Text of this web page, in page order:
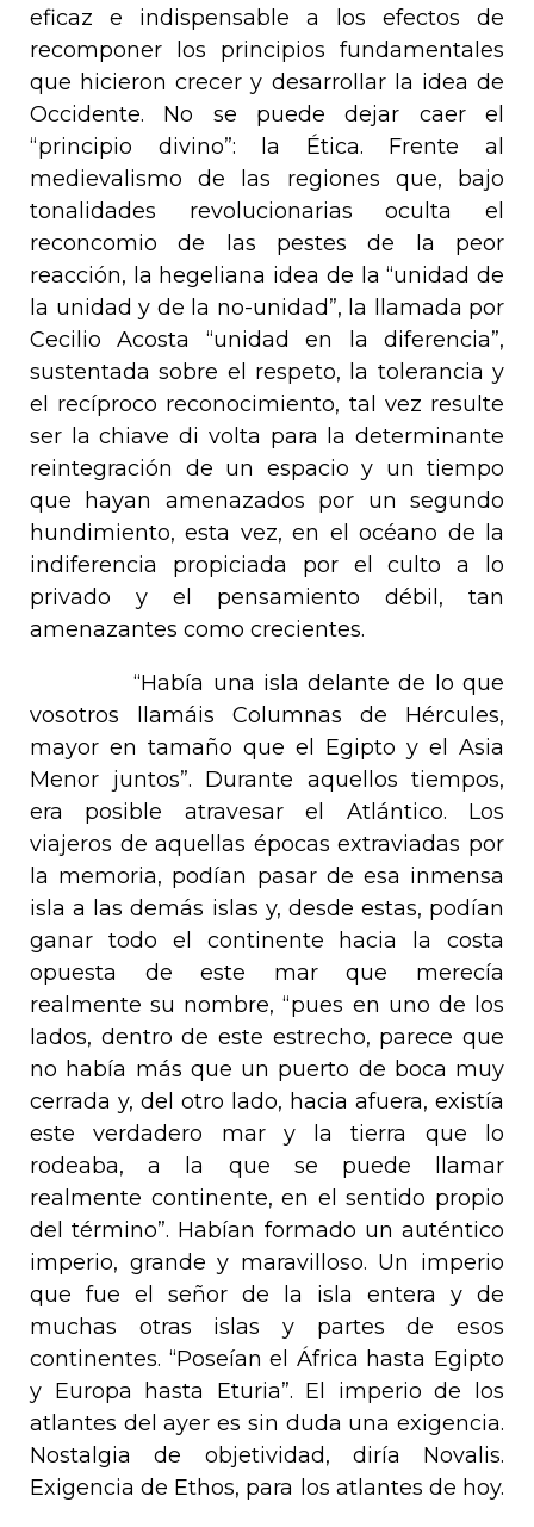
eficaz e indispensable a los efectos de
recomponer los principios fundamentales
que hicieron crecer y desarrollar la idea de
Occidente. No se puede dejar caer el
“principio divino”: la Ética. Frente al
medievalismo de las regiones que, bajo
tonalidades revolucionarias oculta el
reconcomio de las pestes de la peor
reacción, la hegeliana idea de la “unidad de
la unidad y de la no-unidad”, la llamada por
Cecilio Acosta “unidad en la diferencia”,
sustentada sobre el respeto, la tolerancia y
el recíproco reconocimiento, tal vez resulte
ser lachiave di volta para la determinante
reintegración de un espacio y un tiempo
que hayan amenazados por un segundo
hundimiento, esta vez, en el océano de la
indiferencia propiciada por el culto a lo
privado y el pensamiento débil, tan
amenazantes como crecientes.
“Había una isla delante de lo que
vosotros llamáis Columnas de Hércules,
mayor en tamaño que el Egipto y el Asia
Menor juntos”. Durante aquellos tiempos,
era posible atravesar el Atlántico. Los
viajeros de aquellas épocas extraviadas por
la memoria, podían pasar de esa inmensa
isla a las demás islas y, desde estas, podían
ganar todo el continente hacia la costa
opuesta de este mar que merecía
realmente su nombre, “pues en uno de los
lados, dentro de este estrecho, parece que
no había más que un puerto de boca muy
cerrada y, del otro lado, hacia afuera, existía
este verdadero mar y la tierra que lo
rodeaba, a la que se puede llamar
realmente continente, en el sentido propio
del término”. Habían formado un auténtico
imperio, grande y maravilloso. Un imperio
que fue el señor de la isla entera y de
muchas otras islas y partes de esos
continentes. “Poseían el África hasta Egipto
y Europa hasta Eturia”. El imperio de los
atlantes del ayer es sin duda una exigencia.
Nostalgia de objetividad, diría Novalis.
Exigencia de Ethos, para los atlantes de hoy.